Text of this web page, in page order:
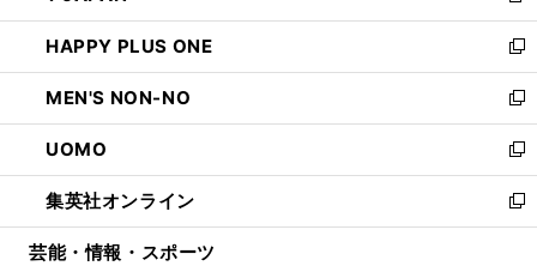
開
く
ウ
で
開
く
ン
ド
ウ
で
開
く
ウ
ィ
ン
ド
ウ
で
開
く
し
い
ウ
ィ
ン
ド
ウ
で
開
HAPPY PLUS ONE
新
し
い
ウ
ィ
ン
ド
ウ
MEN'S NON-NO
新
し
い
ウ
ィ
ン
UOMO
新
し
い
ウ
集英社オンライン
新
し
芸能・情報・スポーツ